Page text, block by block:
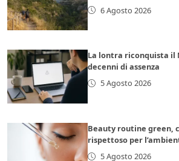
6 Agosto 2026
La lontra riconquista il
decenni di assenza
5 Agosto 2026
Beauty routine green,
rispettoso per
5 Agosto 2026